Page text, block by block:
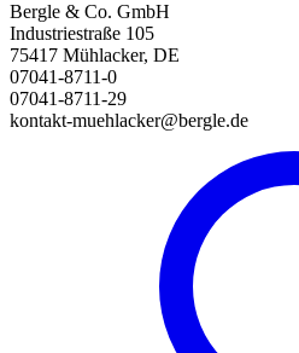
Bergle & Co. GmbH
Industriestraße 105
75417 Mühlacker, DE
07041-8711-0
07041-8711-29
kontakt-muehlacker@bergle.de